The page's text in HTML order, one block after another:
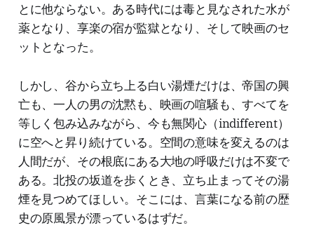
とに他ならない。ある時代には毒と見なされた水が
薬となり、享楽の宿が監獄となり、そして映画のセ
ットとなった。
しかし、谷から立ち上る白い湯煙だけは、帝国の興
亡も、一人の男の沈黙も、映画の喧騒も、すべてを
等しく包み込みながら、今も無関心（indifferent）
に空へと昇り続けている。空間の意味を変えるのは
人間だが、その根底にある大地の呼吸だけは不変で
ある。北投の坂道を歩くとき、立ち止まってその湯
煙を見つめてほしい。そこには、言葉になる前の歴
史の原風景が漂っているはずだ。